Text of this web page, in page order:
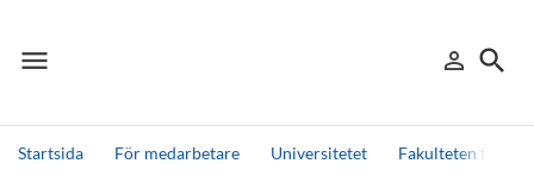
menu
Meny person_outline
Logga in
search
Sök
Startsida För medarbetare Universitetet Fakulteten för